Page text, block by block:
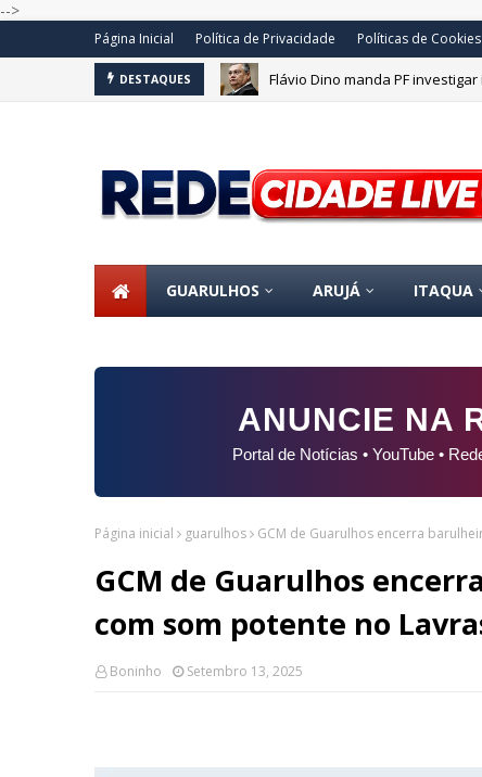
-->
Página Inicial Política de Privacidade Políticas de Cookies
DESTAQUES Flávio Dino manda PF
GUARULHOS ARUJÁ ITAQUA
ANUNCIE NA
Portal de Notícias • YouTube •
Página inicial guarulhos GCM de Guarulhos encerra
GCM de Guarulhos
com som potente no
Boninho Setembro 13, 2025